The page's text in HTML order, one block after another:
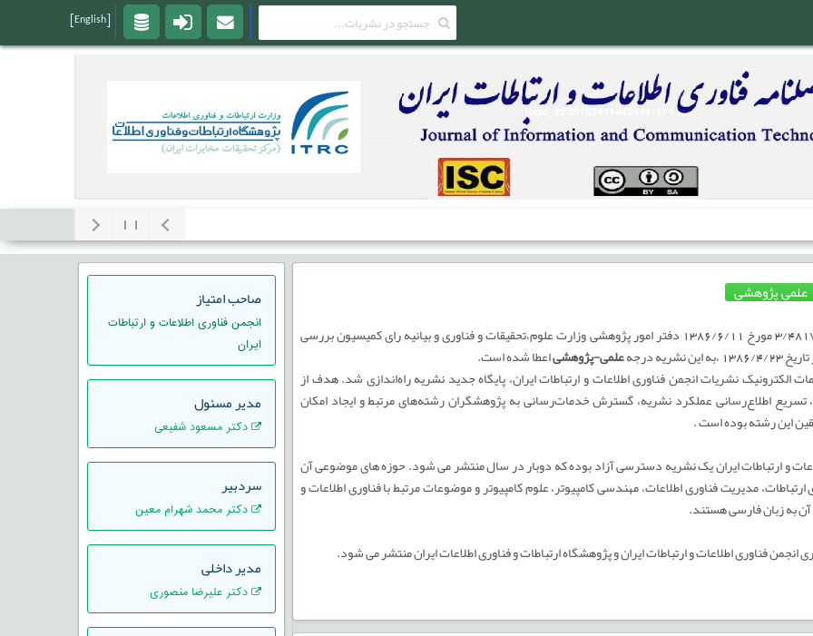
علمی پژوهشی
بر اساس نامه شماره 3/4817 مورخ 1386/6/11 دفتر امور پژوهشی وزارت علوم،تحقیقات و فناوری و بیانیه رای کمیسیون بررسی
درجه
علمی-پژوهشیاعطا شده است.
الکترونیک نشریات انجمن فناوری اطلاعات و ارتباطات ایران، پایگاه جدید نشریه راه‌اندازی شد. هدف از
تسریع اطلاع‌رسانی عملکرد نشریه، گسترش خدمات‌رسانی به پژوهشگران رشته‌های مرتبط و ایجاد امکان
این رشته بوده است .
و ارتباطات ایران یک نشریه دسترسی آزاد بوده که دوبار در سال منتشر می شود. حوزه های موضوعی آن
ارتباطات، مدیریت فناوری اطلاعات، مهندسی کامپیوتر، علوم کامپیوتر و موضوعات مرتبط با فناوری اطلاعات و
آن به زبان فارسی هستند.
انجمن فناوری اطلاعات و ارتباطات ایران و پژوهشگاه ارتباطات و فناوری اطلاعات ایران منتشر می شود.
صاحب امتیاز
انجمن فناوری اطلاعات و ارتباطات
ایران
مدير مسئول
دکتر مسعود شفیعی
سردبیر
دکتر محمد شهرام معین
مدیر داخلی
دکتر علیرضا منصوری
[English]